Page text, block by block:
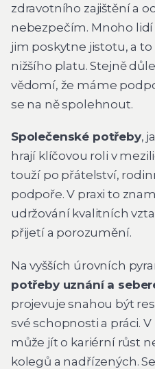
zdravotního zajištění a
nebezpečím. Mnoho
jim poskytne jistotu, a
nižšího platu. Stejně
vědomí, že máme
se na ně spolehnout.
Společenské potřeby,
hrají klíčovou roli v
touží po přátelství,
podpoře. V praxi to
udržování kvalitních
přijetí a porozumění.
Na vyšších úrovních
potřeby uznání a
projevuje snahou být
své schopnosti a práci.
může jít o kariérní růst
kolegů a nadřízených.